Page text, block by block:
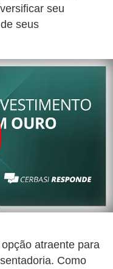
seu
seus
atraente para
Como